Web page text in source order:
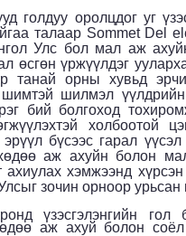
голдуу оролцдог уг
талаар Sommet Del
Улс бол мал аж
үржүүлдэг
танай орны хувьд
шилмэл
бий болгоход
холбоотой
бүсээс гарал
аж ахуйн болон
хэмжээнд
зочин орноор урьсан
үзэсгэлэнгийн гол
аж ахуй болон соёл